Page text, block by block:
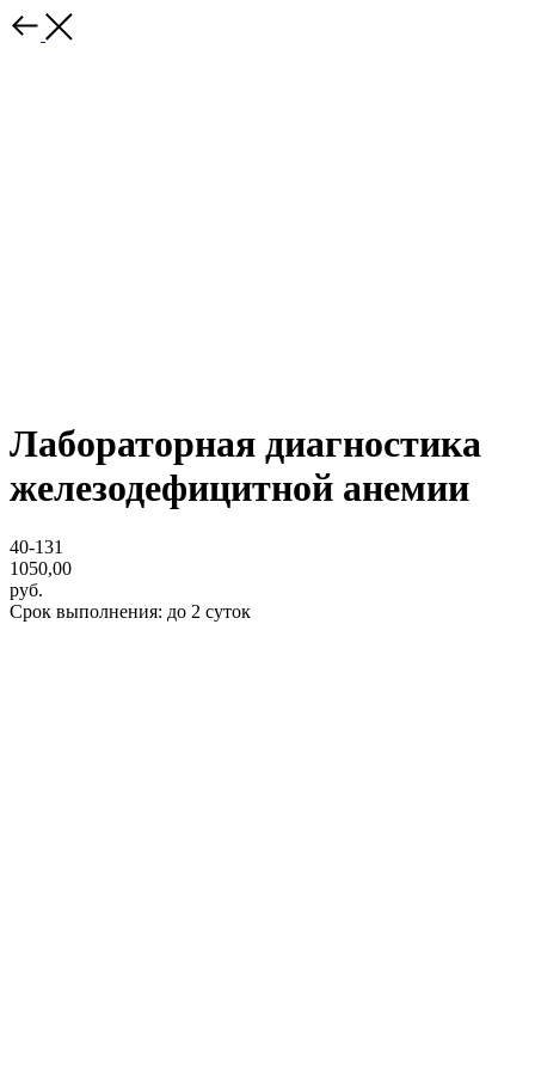
Лабораторная диагностика
железодефицитной анемии
40-131
1050,00
руб.
Срок выполнения: до 2 суток